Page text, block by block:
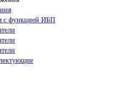
c функцией ИБП